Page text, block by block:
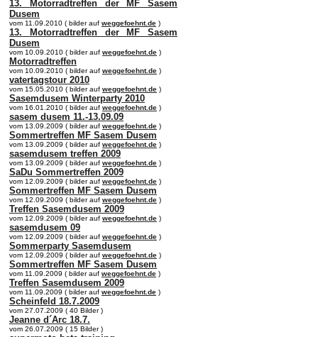
13. Motorradtreffen der MF Sasem
Dusem
vom 11.09.2010 ( bilder auf weggefoehnt.de )
13. Motorradtreffen der MF Sasem
Dusem
vom 10.09.2010 ( bilder auf weggefoehnt.de )
Motorradtreffen
vom 10.09.2010 ( bilder auf weggefoehnt.de )
vatertagstour 2010
vom 15.05.2010 ( bilder auf weggefoehnt.de )
Sasemdusem Winterparty 2010
vom 16.01.2010 ( bilder auf weggefoehnt.de )
sasem dusem 11.-13.09.09
vom 13.09.2009 ( bilder auf weggefoehnt.de )
Sommertreffen MF Sasem Dusem
vom 13.09.2009 ( bilder auf weggefoehnt.de )
sasemdusem treffen 2009
vom 13.09.2009 ( bilder auf weggefoehnt.de )
SaDu Sommertreffen 2009
vom 12.09.2009 ( bilder auf weggefoehnt.de )
Sommertreffen MF Sasem Dusem
vom 12.09.2009 ( bilder auf weggefoehnt.de )
Treffen Sasemdusem 2009
vom 12.09.2009 ( bilder auf weggefoehnt.de )
sasemdusem 09
vom 12.09.2009 ( bilder auf weggefoehnt.de )
Sommerparty Sasemdusem
vom 12.09.2009 ( bilder auf weggefoehnt.de )
Sommertreffen MF Sasem Dusem
vom 11.09.2009 ( bilder auf weggefoehnt.de )
Treffen Sasemdusem 2009
vom 11.09.2009 ( bilder auf weggefoehnt.de )
Scheinfeld 18.7.2009
vom 27.07.2009 ( 40 Bilder )
Jeanne d´Arc 18.7.
vom 26.07.2009 ( 15 Bilder )